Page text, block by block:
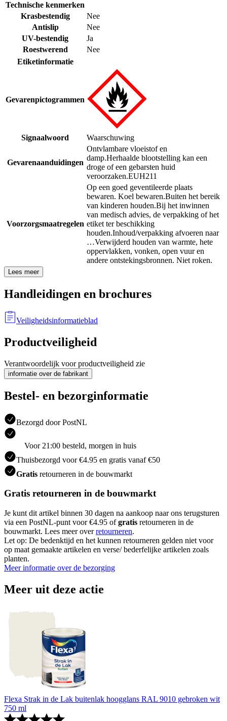
Technische kenmerken
Krasbestendig
Nee
Antislip
Nee
UV-bestendig
Ja
Roestwerend
Nee
Etiketinformatie
Gevarenpictogrammen
Signaalwoord Waarschuwing
Gevarenaanduidingen
Ontvlambare vloeistof en
damp.Herhaalde blootstelling kan een
droge of een gebarsten huid
veroorzaken.EUH211
Voorzorgsmaatregelen
Op een goed geventileerde plaats
bewaren. Koel bewaren.Buiten het bereik
van kinderen houden.Bij het inwinnen
van medisch advies, de verpakking of het
etiket ter beschikking
houden.Inhoud/verpakking afvoeren naar
…Verwijderd houden van warmte, hete
oppervlakken, vonken, open vuur en
andere ontstekingsbronnen. Niet roken.
Lees meer
Handleidingen en brochures
Veiligheidsinformatieblad
Productveiligheid
Verantwoordelijk voor productveiligheid zie
informatie over de fabrikant
Bestel- en bezorginformatie
Bezorgd door PostNL
Voor 21:00 besteld, morgen in huis
Thuisbezorgd voor €4.95 en gratis vanaf €50
Gratis retourneren in de bouwmarkt
Gratis retourneren in de bouwmarkt
Je kunt dit artikel binnen 30 dagen na aankoop naar ons terugsturen
via een PostNL-punt voor €4.95 ofgratis retourneren in de
bouwmarkt. Lees meer overretourneren.
Let op: De bedenktijd en het kunnen retourneren gelden niet voor
op maat gemaakte artikelen en verse/ bederfelijke artikelen zoals
planten.
Meer informatie over de bezorging
Meer uit deze actie
Flexa Strak in de Lak buitenlak hoogglans RAL 9010 gebroken wit
750 ml